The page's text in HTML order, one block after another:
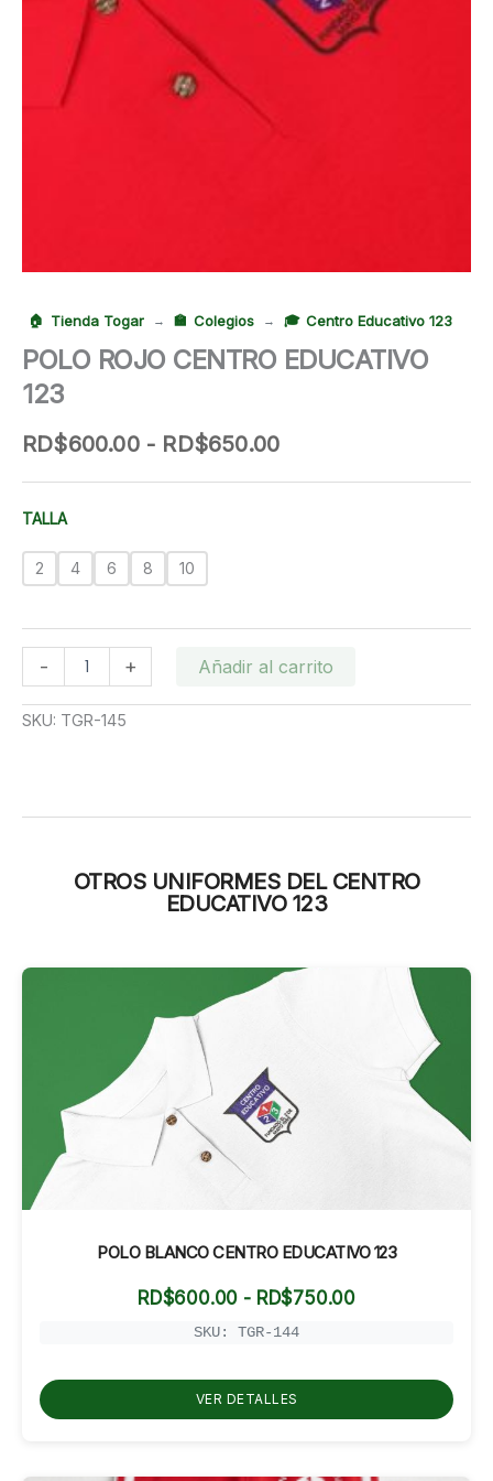
Tienda Togar → Colegios → Centro Educativo 123
POLO ROJO CENTRO EDUCATIVO
123
RD$600.00 - RD$650.00Rango
precios:
TALLA
2 4 6 8 10
-
CENTRO
EDUCATIVO
+ Añadir al carrito
SKU: TGR-145
OTROS UNIFORMES DEL CENTRO
EDUCATIVO 123
POLO BLANCO CENTRO EDUCATIVO 123
RD$600.00 - RD$750.00Rango
RD$750.00
SKU: TGR-144
VER DETALLES